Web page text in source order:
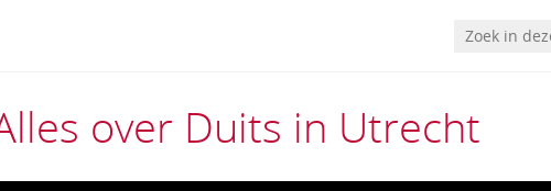
over Duits in Utrecht